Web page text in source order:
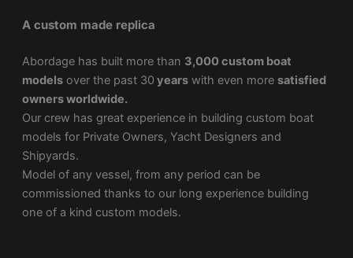
A custom made replica
Abordage has built more than 3,000 custom boat
modelsover the past 30 yearswith even more satisfied
owners worldwide.
Our crew has great experience in building custom boat
models for Private Owners, Yacht Designers and
Shipyards.
Model of any vessel, from any period can be
commissioned thanks to our long experience building
one of a kind custom models.